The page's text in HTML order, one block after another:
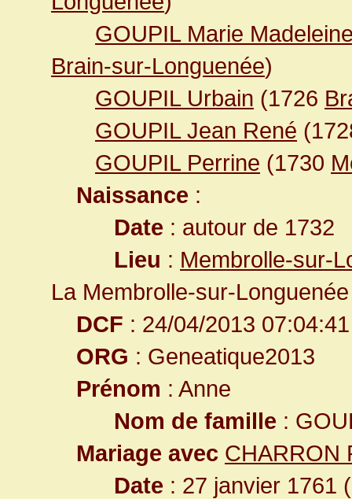
GOUPIL Marie
Brain-sur-Longuenée)
GOUPIL Urbain (1726
GOUPIL Jean René
GOUPIL Perrine (1730
Naissance :
Date : autour de 1732
Lieu : Membrolle-sur-
La Membrolle-sur-Longuenée
DCF : 24/04/2013 07:04:41
ORG : Geneatique2013
Prénom : Anne
Nom de famille :
Mariage avec CHARRON
Date : 27 janvier 1761